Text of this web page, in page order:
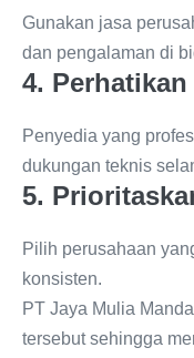
Gunakan jasa
dan pengalaman di
4.
Penyedia yang
dukungan teknis
5.
Pilih perusahaan
konsisten.
PT Jaya Mulia
tersebut sehingga